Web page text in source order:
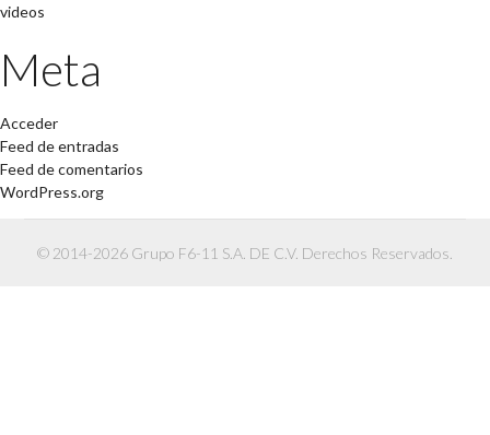
videos
Meta
Acceder
Feed de entradas
Feed de comentarios
WordPress.org
© 2014-2026 Grupo F6-11 S.A. DE C.V. Derechos Reservados.